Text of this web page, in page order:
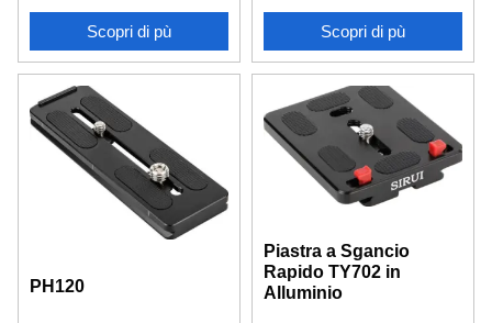
Scopri di pù Scopri di pù
PH120
Piastra a Sgancio
Rapido TY702 in
Alluminio